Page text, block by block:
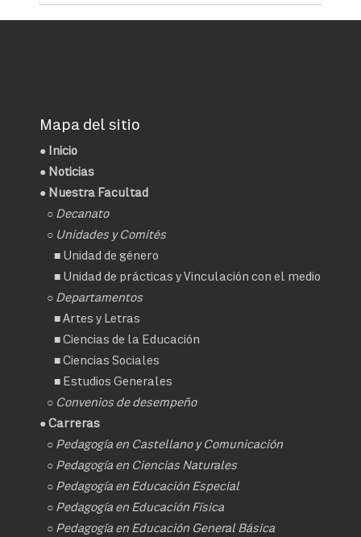
Mapa del sitio
● Inicio
● Noticias
● Nuestra Facultad
○ Decanato
○ Unidades y Comités
■ Unidad de género
■ Unidad de prácticas y Vinculación con el medio
○ Departamentos
■Artes y Letras
■Ciencias de la Educación
■Ciencias Sociales
■ Estudios Generales
○ Convenios de desempeño
● Carreras
○ Pedagogía en Castellano y Comunicación
○ Pedagogía en Ciencias Naturales
○ Pedagogía en Educación Especial
○ Pedagogía en Educación Física
○ Pedagogía en Educación General Básica